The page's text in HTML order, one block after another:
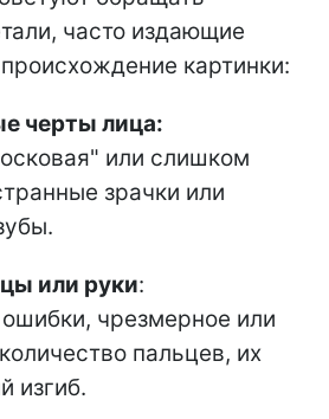
часто издающие
картинки:
черты лица:
или слишком
зрачки или
или руки:
чрезмерное или
пальцев, их
изгиб.